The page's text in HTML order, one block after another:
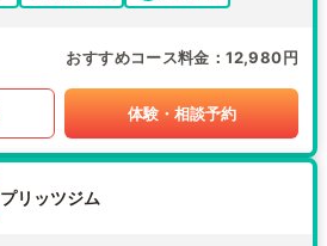
おすすめコース料金 12,980円
体験・相談予約
プリッツジム